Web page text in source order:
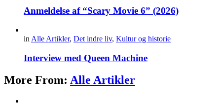
Anmeldelse af “Scary Movie 6” (2026)
in Alle Artikler, Det indre liv, Kultur og historie
Interview med Queen Machine
More From: Alle Artikler